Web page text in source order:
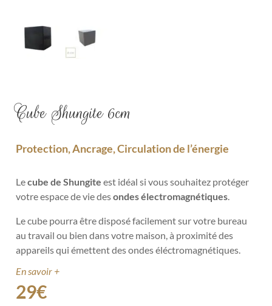
Cube Shungite 6cm
Protection, Ancrage, Circulation de l’énergie
Lecube de Shungite est idéal si vous souhaitez protéger
votre espace de vie desondes électromagnétiques
Le cube pourra être disposé facilement sur votre bureau
au travail ou bien dans votre maison, à proximité des
appareils qui émettent des ondes éléctromagnétiques.
En savoir +
29€